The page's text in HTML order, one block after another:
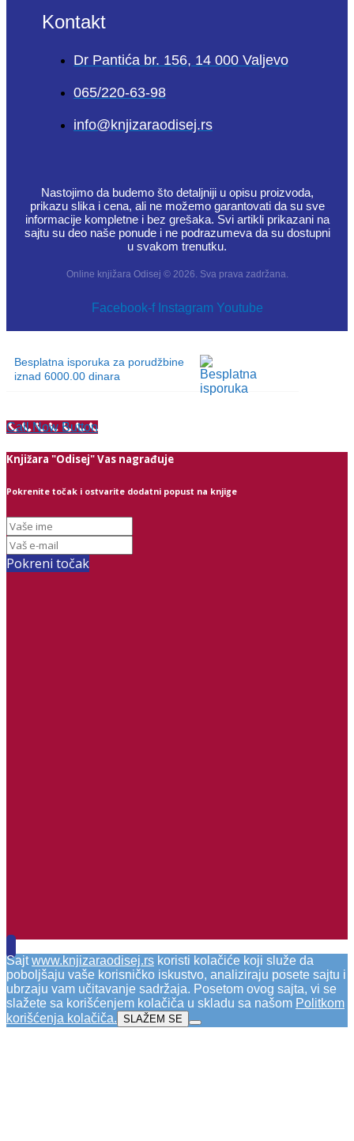
Kontakt
Dr Pantića br. 156, 14 000 Valjevo
065/220-63-98
info@knjizaraodisej.rs
Nastojimo da budemo što detaljniji u opisu proizvoda,
prikazu slika i cena, ali ne možemo garantovati da su sve
informacije kompletne i bez grešaka. Svi artikli prikazani na
sajtu su deo naše ponude i ne podrazumeva da su dostupni
u svakom trenutku.
Online knjižara Odisej © 2026. Sva prava zadržana.
Facebook-f Instagram Youtube
Besplatna isporuka za porudžbine
iznad 6000.00 dinara
Call Now Button
Knjižara "Odisej" Vas nagrađuje
Pokrenite točak i ostvarite dodatni popust na knjige
Pokreni točak
Sajtwww.knjizaraodisej.rs koristi kolačiće koji služe da
poboljšaju vaše korisničko iskustvo, analiziraju posete sajtu i
ubrzaju vam učitavanje sadržaja. Posetom ovog sajta, vi se
slažete sa korišćenjem kolačiča u skladu sa našom Politkom
korišćenja kolačiča. SLAŽEM SE